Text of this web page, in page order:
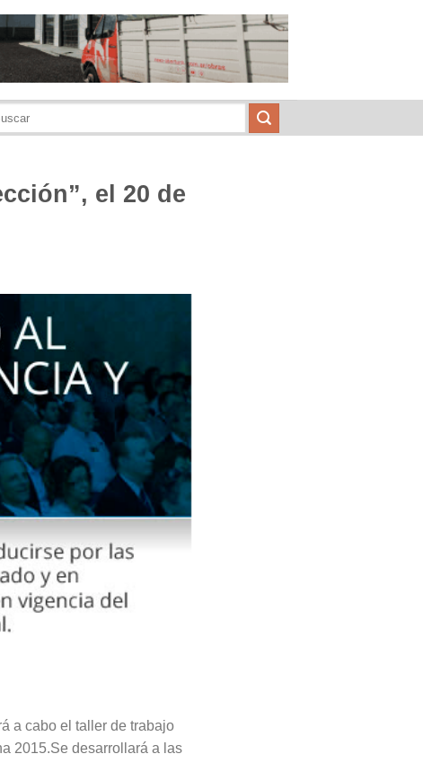
el 20 de
a cabo el taller de trabajo
2015.Se desarrollará a las